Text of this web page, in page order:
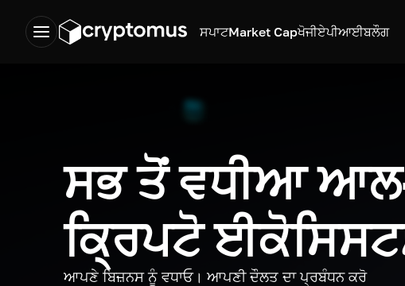
ਸਪਾਟMarket Capਖੋਜੀਏਪੀਆਈਬਲੌਗ
ਸਭ ਤੋਂ ਵਧੀਆ
ਕ੍ਰਿਪਟੋ
ਆਪਣੇ ਬਿਜ਼ਨਸ ਨੂੰ ਵਧਾਓ। ਆਪਣੀ ਦੌਲਤ ਦਾ ਪ੍ਰਬੰਧਨ ਕਰੋ